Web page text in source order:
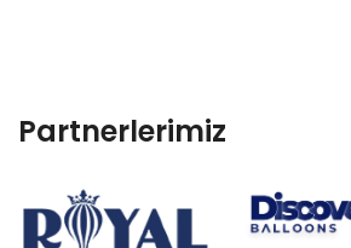
Partnerlerimiz